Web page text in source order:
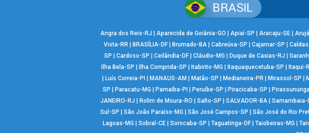
Angra dos Reis-RJ Aparecida de Goiânia-GO Apiaí-SP Aracaju-SE|
Vista-RR| BRASÍLIA-DF| Brumado-BA| Cabreúva-SP Cajamar-SP
SP
Cardoso-SP Ceilândia-DF Cláudio-MG Duque de Caxias-RJ
Ilha Bela-SP
Ilha Comprida-SP Itabirito-MG Itaquaquecetuba-SP Itaqui-
Luís Correia-PI MANAUS-AM Matão-SP Medianeira-PR Mirassol-SP
SP
Paracatu-MG Parnaíba-PI Peruíbe-SP Piracicaba-SP
JANEIRO-RJ
Rolim de Moura-RO Salto-SP SALVADOR-BA Samambaia-
Sul-SP
São João Paraíso-MG São José Campos-SP São José do Rio
Lagoas-MG
Sobral-CE| Sorocaba-SP Taguatinga-DF| Taiobeiras-MG